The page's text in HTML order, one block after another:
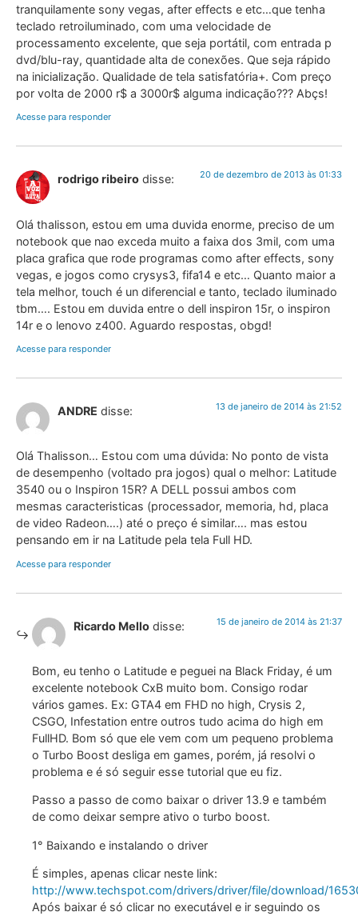
tranquilamente sony vegas, after effects e etc…que tenha
teclado retroiluminado, com uma velocidade de
processamento excelente, que seja portátil, com entrada p
dvd/blu-ray, quantidade alta de conexões. Que seja rápido
na inicialização. Qualidade de tela satisfatória+. Com preço
por volta de 2000 r$ a 3000r$ alguma indicação??? Abçs!
Acesse para responder
rodrigo ribeiro disse: 20 de dezembro de 2013 às 01:33
Olá thalisson, estou em uma duvida enorme, preciso de um
notebook que nao exceda muito a faixa dos 3mil, com uma
placa grafica que rode programas como after effects, sony
vegas, e jogos como crysys3, fifa14 e etc… Quanto maior a
tela melhor, touch é un diferencial e tanto, teclado iluminado
tbm…. Estou em duvida entre o dell inspiron 15r, o inspiron
14r e o lenovo z400. Aguardo respostas, obgd!
Acesse para responder
ANDRE disse: 13 de janeiro de 2014 às 21:52
Olá Thalisson… Estou com uma dúvida: No ponto de vista
de desempenho (voltado pra jogos) qual o melhor: Latitude
3540 ou o Inspiron 15R? A DELL possui ambos com
mesmas caracteristicas (processador, memoria, hd, placa
de video Radeon….) até o preço é similar…. mas estou
pensando em ir na Latitude pela tela Full HD.
Acesse para responder
Ricardo Mello disse: 15 de janeiro de 2014 às 21:37
Bom, eu tenho o Latitude e peguei na Black Friday, é um
excelente notebook CxB muito bom. Consigo rodar
vários games. Ex: GTA4 em FHD no high, Crysis 2,
CSGO, Infestation entre outros tudo acima do high em
FullHD. Bom só que ele vem com um pequeno problema
o Turbo Boost desliga em games, porém, já resolvi o
problema e é só seguir esse tutorial que eu fiz.
Passo a passo de como baixar o driver 13.9 e também
de como deixar sempre ativo o turbo boost.
1° Baixando e instalando o driver
É simples, apenas clicar neste link:
http://www.techspot.com/drivers/driver/file/download/
Após baixar é só clicar no executável e ir seguindo os